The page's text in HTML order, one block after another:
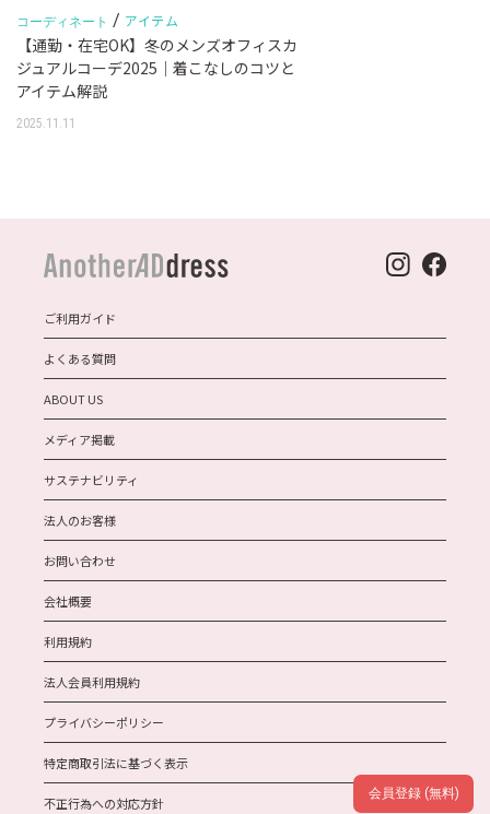
コーディネート / アイテム
【通勤・在宅OK】冬のメンズオフィスカ
ジュアルコーデ2025｜着こなしのコツと
アイテム解説
2025.11.11
ご利用ガイド
よくある質問
ABOUT US
メディア掲載
サステナビリティ
法人のお客様
お問い合わせ
会社概要
利用規約
法人会員利用規約
プライバシーポリシー
特定商取引法に基づく表示
不正行為への対応方針
会員登録 (無料)